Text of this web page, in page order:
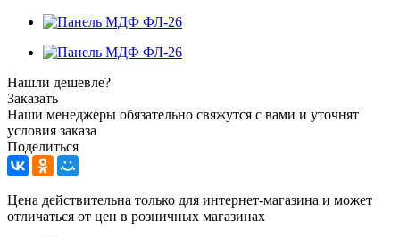
Нашли дешевле?
Заказать
Наши менеджеры обязательно свяжутся с вами и уточнят
условия заказа
Поделиться
Цена действительна только для интернет-магазина и может
отличаться от цен в розничных магазинах